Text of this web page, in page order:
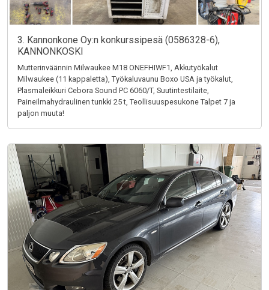
3. Kannonkone Oy:n konkurssipesä (0586328-6),
KANNONKOSKI
Mutterinväännin Milwaukee M18 ONEFHIWF1, Akkutyökalut
Milwaukee (11 kappaletta), Työkaluvaunu Boxo USA ja työkalut,
Plasmaleikkuri Cebora Sound PC 6060/T, Suutintestilaite,
Paineilmahydraulinen tunkki 25 t, Teollisuuspesukone Talpet 7 ja
paljon muuta!